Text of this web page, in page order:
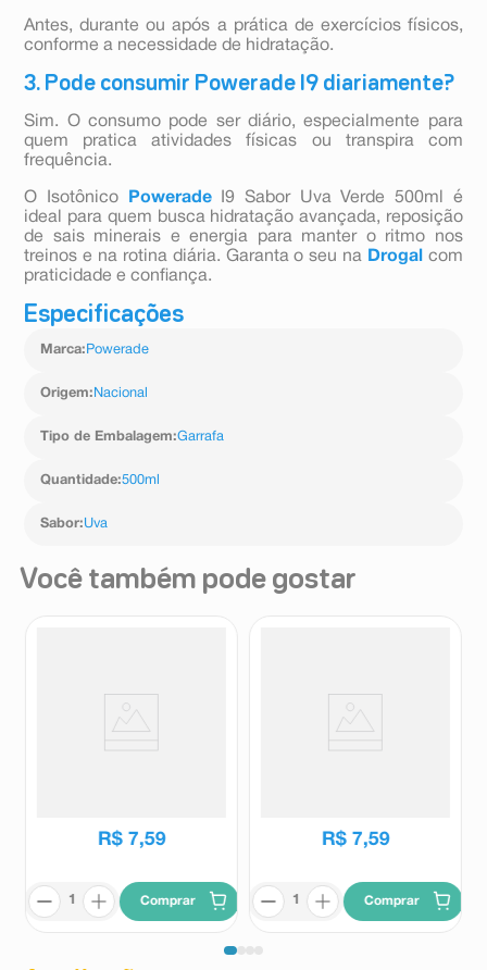
Antes, durante ou após a prática de exercícios físicos,
conforme a necessidade de hidratação.
3. Pode consumir Powerade I9 diariamente?
Sim. O consumo pode ser diário, especialmente para
quem pratica atividades físicas ou transpira com
frequência.
O Isotônico PoweradeI9 Sabor Uva Verde 500ml é
ideal para quem busca hidratação avançada, reposição
de sais minerais e energia para manter o ritmo nos
treinos e na rotina diária. Garanta o seu na Drogal
com
praticidade e confiança.
Especificações
Marca: Powerade
Origem: Nacional
Tipo de Embalagem:Garrafa
Quantidade:500ml
Sabor:Uva
Você também pode gostar
R$ 7,59
Comprar
R$ 7,59
Comprar